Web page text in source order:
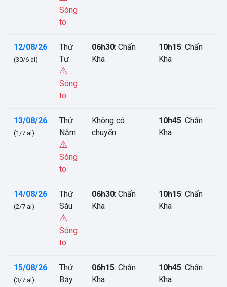
Sóng
to
12/08/26
(30/6 al)
Thứ
Tư
Sóng
to
06h30: Chấn
Kha
10h15: Chấn
Kha
13/08/26
(1/7 al)
Thứ
Năm
Sóng
to
Không có
chuyến
10h45: Chấn
Kha
14/08/26
(2/7 al)
Thứ
Sáu
Sóng
to
06h30: Chấn
Kha
10h15: Chấn
Kha
15/08/26
(3/7 al)
Thứ
Bảy
06h15: Chấn
Kha
10h45: Chấn
Kha